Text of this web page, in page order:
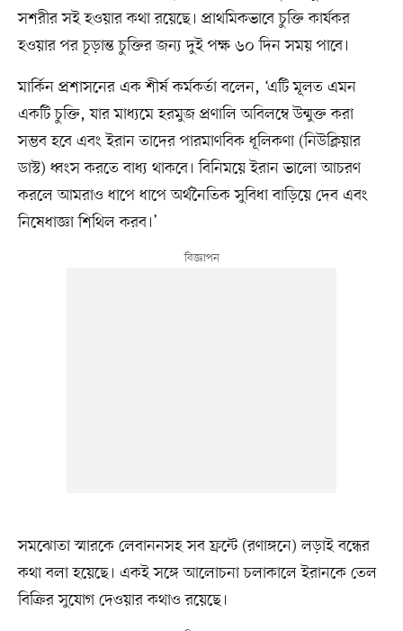
সশরীর সই হওয়ার কথা রয়েছে। প্রাথমিকভাবে চুক্তি কার্যকর
হওয়ার পর চূড়ান্ত চুক্তির জন্য দুই পক্ষ ৬০ দিন সময় পাবে।
মার্কিন প্রশাসনের এক শীর্ষ কর্মকর্তা বলেন, ‘এটি মূলত এমন
একটি চুক্তি, যার মাধ্যমে হরমুজ প্রণালি অবিলম্বে উন্মুক্ত করা
সম্ভব হবে এবং ইরান তাদের পারমাণবিক ধূলিকণা (নিউক্লিয়ার
ডাস্ট) ধ্বংস করতে বাধ্য থাকবে। বিনিময়ে ইরান ভালো আচরণ
করলে আমরাও ধাপে ধাপে অর্থনৈতিক সুবিধা বাড়িয়ে দেব এবং
নিষেধাজ্ঞা শিথিল করব।’
সমঝোতা স্মারকে লেবাননসহ সব ফ্রন্টে (রণাঙ্গনে) লড়াই বন্ধের
কথা বলা হয়েছে। একই সঙ্গে আলোচনা চলাকালে ইরানকে তেল
বিক্রির সুযোগ দেওয়ার কথাও রয়েছে।